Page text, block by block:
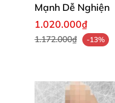
Mạnh Dễ Nghiện
1.020.000₫
1.172.000₫ -13%